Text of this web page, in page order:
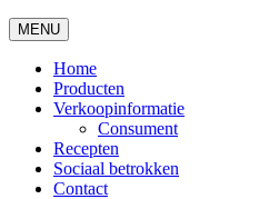
MENU
Home
Producten
Verkoopinformatie
Consument
Recepten
Sociaal betrokken
Contact